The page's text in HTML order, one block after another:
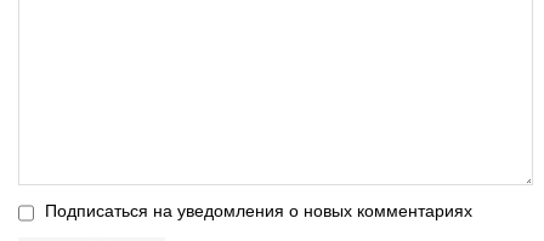
Подписаться на уведомления о новых комментариях